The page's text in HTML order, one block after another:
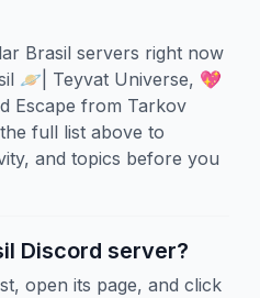
Brasil servers right now
🪐| Teyvat Universe, 💖
Escape from Tarkov
full list above to
and topics before you
Discord server?
open its page, and click